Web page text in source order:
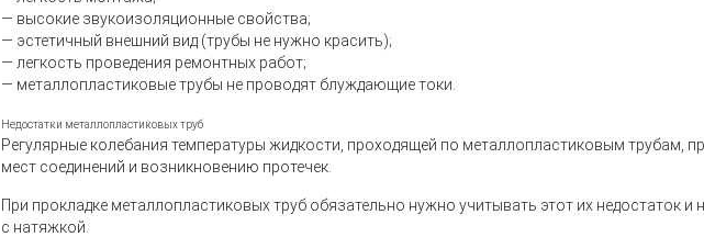
— высокие звукоизоляционные свойства;
— эстетичный внешний вид (трубы не нужно красить);
— легкость проведения ремонтных работ;
— металлопластиковые трубы не проводят блуждающие токи.
Недостатки металлопластиковых труб
Регулярные колебания температуры жидкости, проходящей по металлопластиковым трубам,
мест соединений и возникновению протечек.
При прокладке металлопластиковых труб обязательно нужно учитывать этот их недостаток и
с натяжкой.